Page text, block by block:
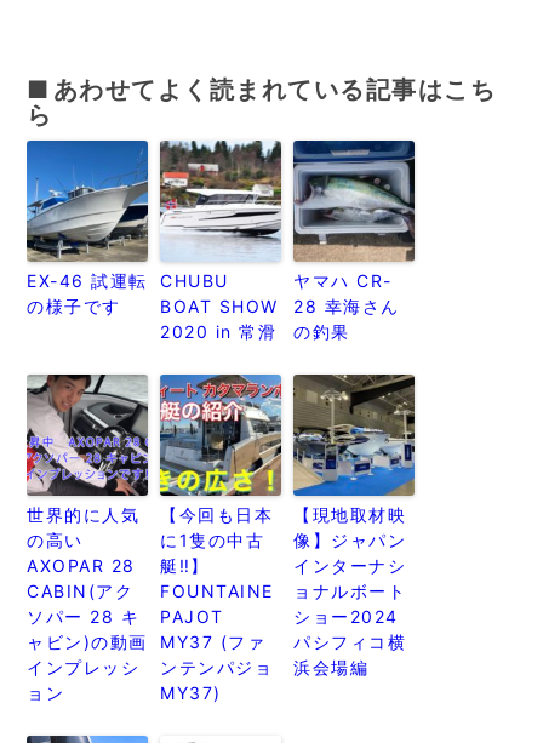
あわせてよく読まれている記事はこち
ら
EX-46 試運転
の様子です
CHUBU
BOAT SHOW
2020 in 常滑
ヤマハ CR-
28 幸海さん
の釣果
世界的に人気
の高い
AXOPAR 28
CABIN(アク
ソパー 28 キ
ャビン)の動画
インプレッシ
ョン
【今回も日本
に1隻の中古
艇‼︎】
FOUNTAINE
PAJOT
MY37 (ファ
ンテンパジョ
MY37)
【現地取材映
像】ジャパン
インターナシ
ョナルボート
ショー2024
パシフィコ横
浜会場編